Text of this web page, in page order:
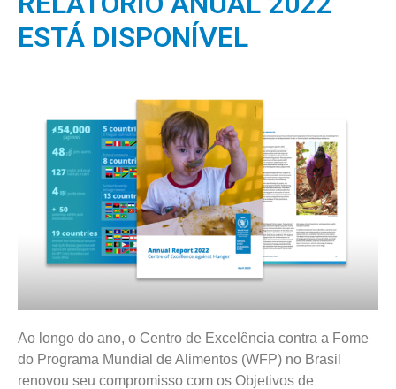
ESTÁ DISPONÍVEL
Ao longo do ano, o Centro de Excelência contra a Fome
do Programa Mundial de Alimentos (WFP) no Brasil
renovou seu compromisso com os Objetivos de